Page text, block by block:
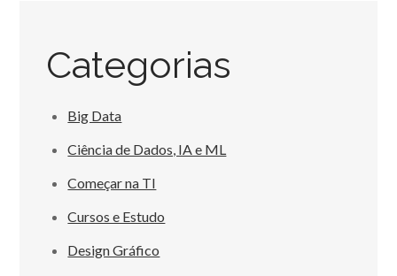
Categorias
Big Data
Ciência de Dados, IA e ML
Começar na TI
Cursos e Estudo
Design Gráfico